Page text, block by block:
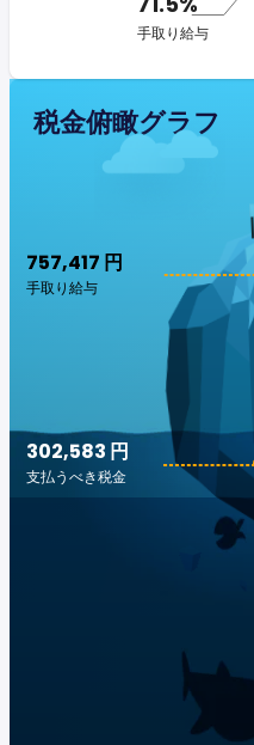
手取り給与
税金俯瞰グラフ
757,417 円
手取り給与
302,583 円
支払うべき税金